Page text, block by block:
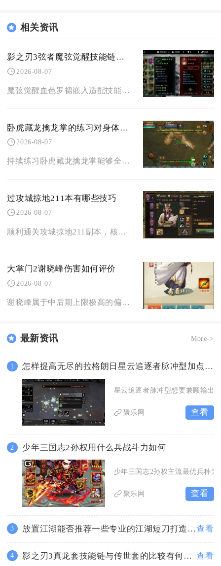
相关资讯
影之刃3弦者魔弦觉醒技能链的效果如何
2026-08-07
魔弦觉醒血色罗裙嵌入适配技能链后，整体输出、持续增伤、异常联动效果全面拉满，是当前魔弦流派
卧虎藏龙擒龙掌的练习对身体有哪些好处
2026-08-07
持续练习卧虎藏龙擒龙掌能够全面强化角色肉身基础属性、优化近战缠斗能力，同时激活专属气血循环
过攻城掠地211本有哪些技巧
2026-08-07
顺利通关攻城掠地211副本，核心技巧集中在固定武将排阵、精准战法释放节奏、硬件门槛把控、斩
大掌门2谢晓峰伤害如何评价
2026-08-07
谢晓峰属于中后期上限极高的偏副C侠客，持续伤害能力稳定，爆发依托全队攻击面板联动，PVE长
最新资讯 More->
1 怎样提高无尽的拉格朗日星云追逐者脉冲型加点的生存能力
星云追逐者脉冲型想要兼顾输出
聚乐网 查看
2 少年三国志2孙权用什么兵战斗力如何
少年三国志2孙权主流最优兵种
聚乐网 查看
3 放置江湖能否推荐一些专业的江湖短刀打造教程查看
4 影之刃3真龙套技能链与传世套的比较有何不同 查看